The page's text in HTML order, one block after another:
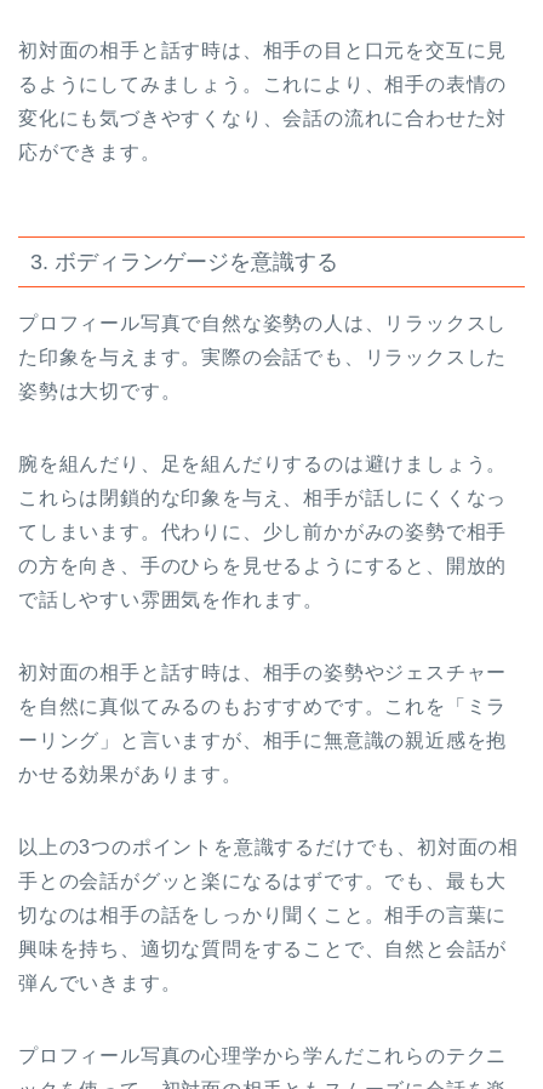
初対面の相手と話す時は、相手の目と口元を交互に見
るようにしてみましょう。これにより、相手の表情の
変化にも気づきやすくなり、会話の流れに合わせた対
応ができます。
3. ボディランゲージを意識する
プロフィール写真で自然な姿勢の人は、リラックスし
た印象を与えます。実際の会話でも、リラックスした
姿勢は大切です。
腕を組んだり、足を組んだりするのは避けましょう。
これらは閉鎖的な印象を与え、相手が話しにくくなっ
てしまいます。代わりに、少し前かがみの姿勢で相手
の方を向き、手のひらを見せるようにすると、開放的
で話しやすい雰囲気を作れます。
初対面の相手と話す時は、相手の姿勢やジェスチャー
を自然に真似てみるのもおすすめです。これを「ミラ
ーリング」と言いますが、相手に無意識の親近感を抱
かせる効果があります。
以上の3つのポイントを意識するだけでも、初対面の相
手との会話がグッと楽になるはずです。でも、最も大
切なのは相手の話をしっかり聞くこと。相手の言葉に
興味を持ち、適切な質問をすることで、自然と会話が
弾んでいきます。
プロフィール写真の心理学から学んだこれらのテクニ